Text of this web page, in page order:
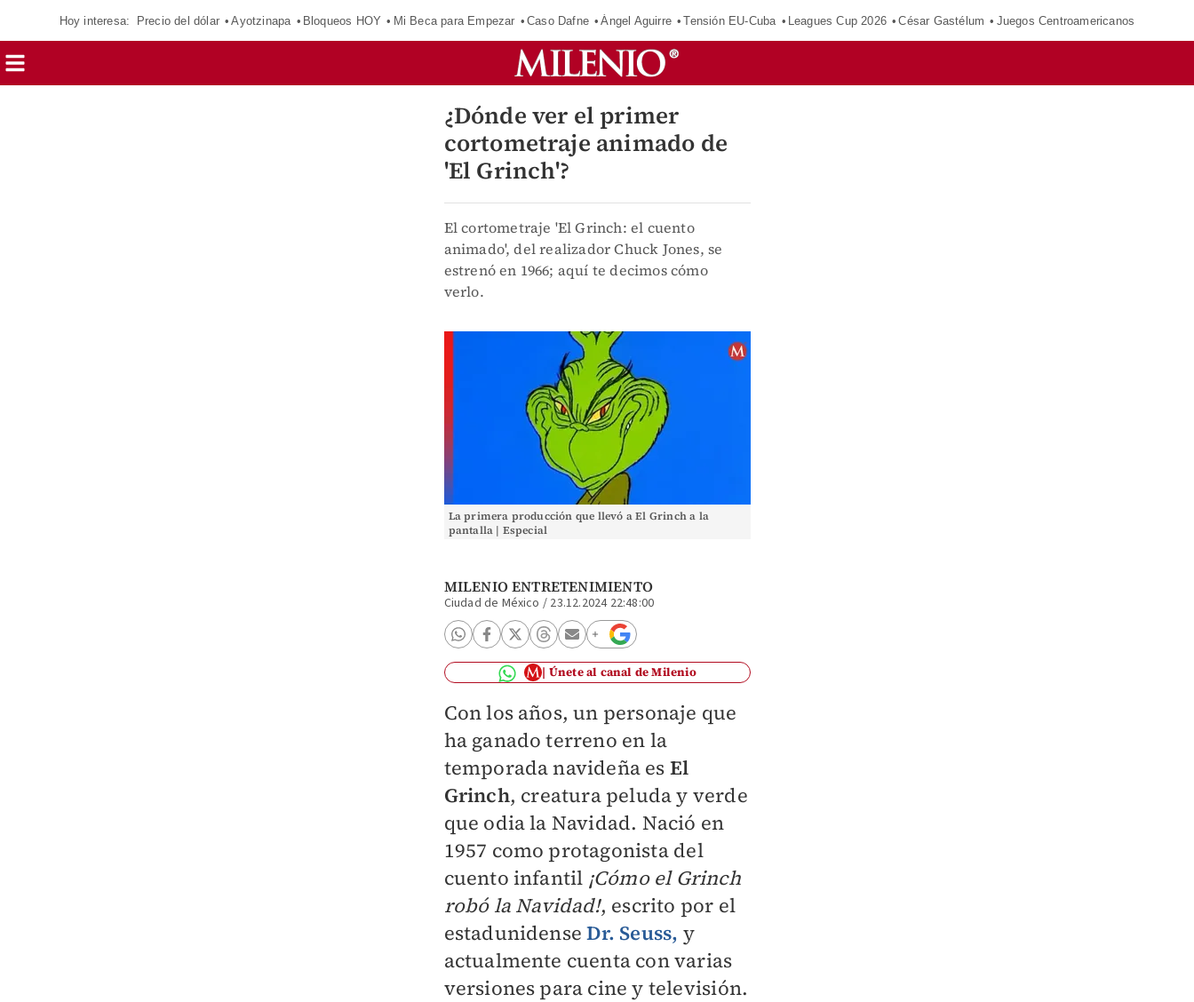
Hoy interesa: Precio del dólar Ayotzinapa Bloqueos HOY Mi Beca para Empezar Caso Dafne Ángel Aguirre Tensión EU-Cuba Leagues Cup 2026 César Gastélum Juegos Centroamericanos
¿Dónde ver el primer
cortometraje animado de
'El Grinch'?
El cortometraje 'El Grinch: el cuento
animado', del realizador Chuck Jones, se
estrenó en 1966; aquí te decimos cómo
verlo.
La primera producción que llevó a El Grinch a la
pantalla | Especial
MILENIO ENTRETENIMIENTO
Ciudad de México / 23.12.2024 22:48:00
Únete al canal de Milenio
Con los años, un personaje que
ha ganado terreno en la
temporada navideña es El
Grinch, creatura peluda y verde
que odia la Navidad. Nació en
1957 como protagonista del
cuento infantil ¡Cómo el Grinch
robó la Navidad!, escrito por el
estadunidenseDr. Seuss, y
actualmente cuenta con varias
versiones para cine y televisión.